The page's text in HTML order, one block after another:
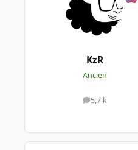
KzR
Ancien
5,7 k
messages